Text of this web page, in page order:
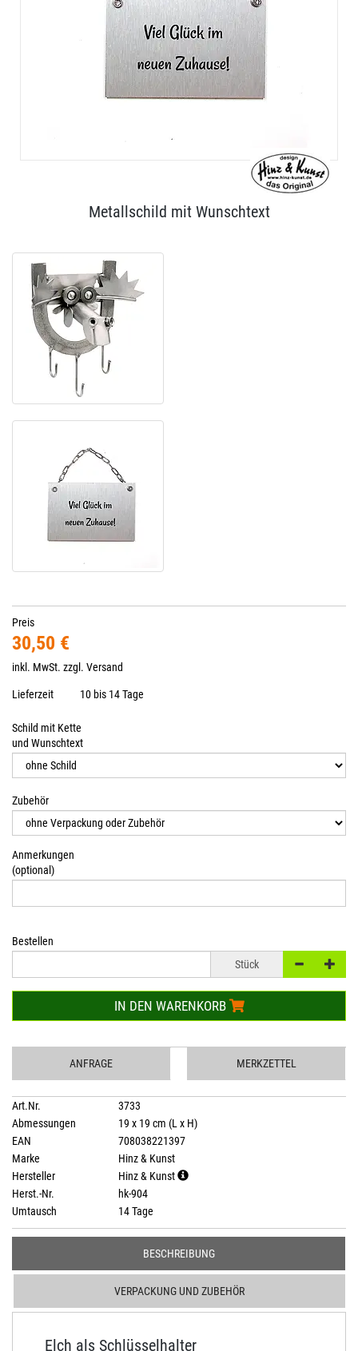
Metallschild mit Wunschtext
Preis
30,50 €
inkl. MwSt. zzgl. Versand
Lieferzeit 10 bis 14 Tage
Schild mit Kette
und Wunschtext
Zubehör
Anmerkungen
(optional)
Bestellen
Stück
IN DEN WARENKORB
ANFRAGE MERKZETTEL
Art.Nr.
3733
Abmessungen
19 x 19 cm (L x H)
EAN
708038221397
Marke
Hinz & Kunst
Hersteller
Hinz & Kunst
Herst.-Nr.
hk-904
Umtausch
14 Tage
BESCHREIBUNG
VERPACKUNG UND ZUBEHÖR
Elch als Schlüsselhalter